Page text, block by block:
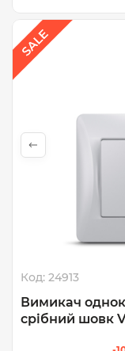
Код: 24913
Вимикач
срібний шовк